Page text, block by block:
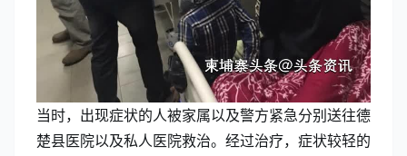
当时，出现症状的人被家属以及警方紧急分别送往德
楚县医院以及私人医院救治。经过治疗，症状较轻的